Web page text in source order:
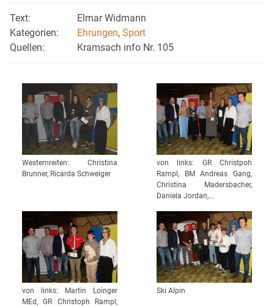
Text:
Elmar Widmann
Kategorien:
Ehrungen, Sport
Quellen:
Kramsach info Nr. 105
Westernreiten: Christina
Brunner, Ricarda Schweiger
von links: GR Christpoh
Rampl, BM Andreas Gang,
Christina Madersbacher,
Daniela Jordan,...
von links: Martin Loinger
MEd, GR Christoph Rampl,
Ski Alpin